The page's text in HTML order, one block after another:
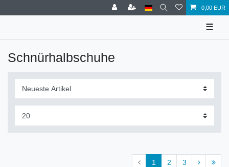
0,00 EUR
☰
Schnürhalbschuhe
1 2 3